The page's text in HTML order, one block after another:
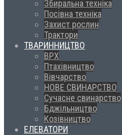
Збиральна техніка
Посівна техніка
Захист рослин
Трактори
ТВАРИННИЦТВО
ВРХ
Птахівництво
Вівчарство
НОВЕ СВИНАРСТВО
Сучасне свинарство
Бджільництво
Козівництво
ЕЛЕВАТОРИ